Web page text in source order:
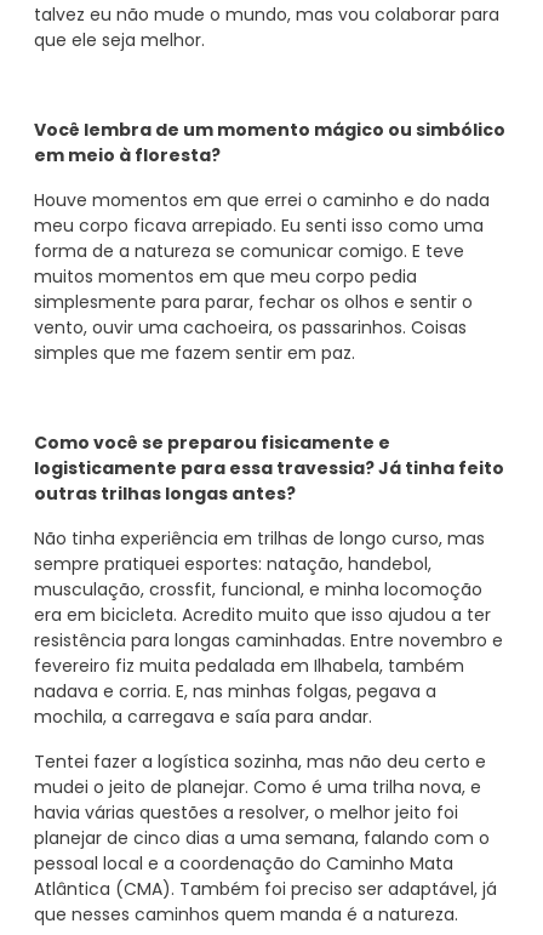
talvez eu não mude o mundo, mas vou colaborar para
que ele seja melhor.
Você lembra de um momento mágico ou simbólico
em meio à floresta?
Houve momentos em que errei o caminho e do nada
meu corpo ficava arrepiado. Eu senti isso como uma
forma de a natureza se comunicar comigo. E teve
muitos momentos em que meu corpo pedia
simplesmente para parar, fechar os olhos e sentir o
vento, ouvir uma cachoeira, os passarinhos. Coisas
simples que me fazem sentir em paz.
Como você se preparou fisicamente e
logisticamente para essa travessia? Já tinha feito
outras trilhas longas antes?
Não tinha experiência em trilhas de longo curso, mas
sempre pratiquei esportes: natação, handebol,
musculação, crossfit, funcional, e minha locomoção
era em bicicleta. Acredito muito que isso ajudou a ter
resistência para longas caminhadas. Entre novembro e
fevereiro fiz muita pedalada em Ilhabela, também
nadava e corria. E, nas minhas folgas, pegava a
mochila, a carregava e saía para andar.
Tentei fazer a logística sozinha, mas não deu certo e
mudei o jeito de planejar. Como é uma trilha nova, e
havia várias questões a resolver, o melhor jeito foi
planejar de cinco dias a uma semana, falando com o
pessoal local e a coordenação do Caminho Mata
Atlântica (CMA). Também foi preciso ser adaptável, já
que nesses caminhos quem manda é a natureza.